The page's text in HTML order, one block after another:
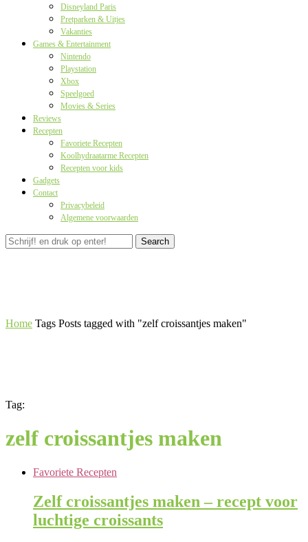
Disneyland Paris
Pretparken & Uitjes
Vakanties
Games & Entertainment
Nintendo
Playstation
Xbox
Speelgoed
Movies & Series
Reviews
Recepten
Favoriete Recepten
Koolhydraatarme Recepten
Recepten voor kids
Gadgets
Contact
Privacybeleid
Algemene voorwaarden
Search
Home Tags Posts tagged with "zelf croissantjes maken"
Tag:
zelf croissantjes maken
Favoriete Recepten
Zelf croissantjes maken – recept voor
luchtige croissants